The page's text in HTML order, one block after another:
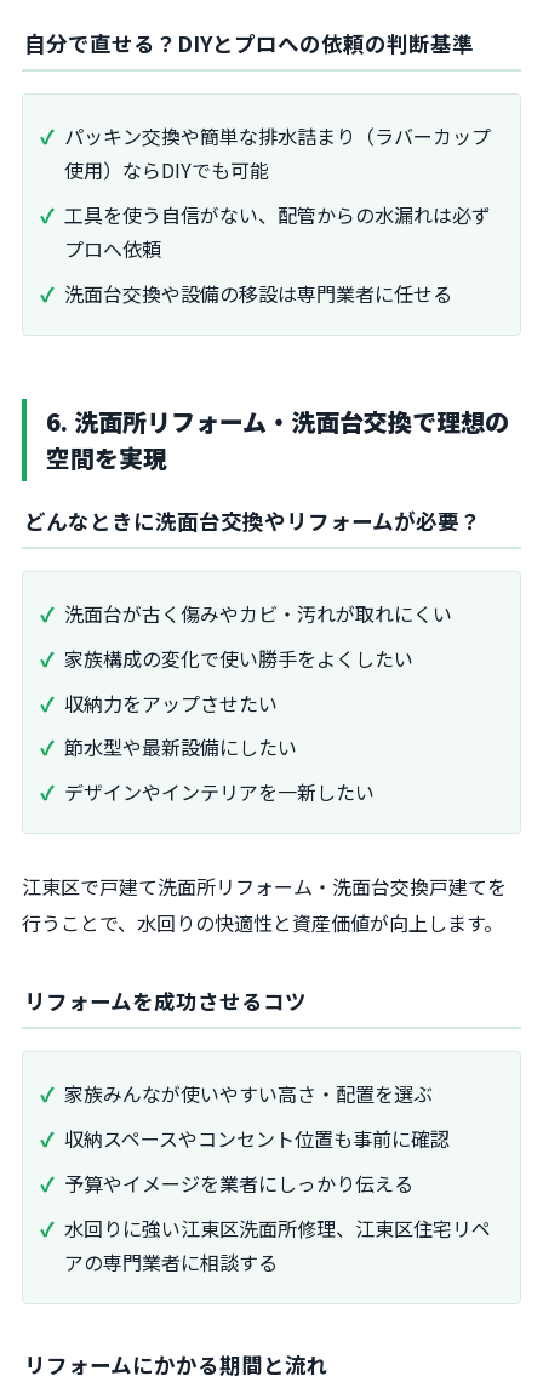
自分で直せる？DIYとプロへの依頼の判断基準
パッキン交換や簡単な排水詰まり（ラバーカップ
使用）ならDIYでも可能
工具を使う自信がない、配管からの水漏れは必ず
プロへ依頼
洗面台交換や設備の移設は専門業者に任せる
6. 洗面所リフォーム・洗面台交換で理想の
空間を実現
どんなときに洗面台交換やリフォームが必要？
洗面台が古く傷みやカビ・汚れが取れにくい
家族構成の変化で使い勝手をよくしたい
収納力をアップさせたい
節水型や最新設備にしたい
デザインやインテリアを一新したい
江東区で戸建て洗面所リフォーム・洗面台交換戸建てを
行うことで、水回りの快適性と資産価値が向上します。
リフォームを成功させるコツ
家族みんなが使いやすい高さ・配置を選ぶ
収納スペースやコンセント位置も事前に確認
予算やイメージを業者にしっかり伝える
水回りに強い江東区洗面所修理、江東区住宅リペ
アの専門業者に相談する
リフォームにかかる期間と流れ